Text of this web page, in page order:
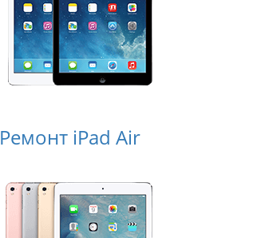
Ремонт iPad Air